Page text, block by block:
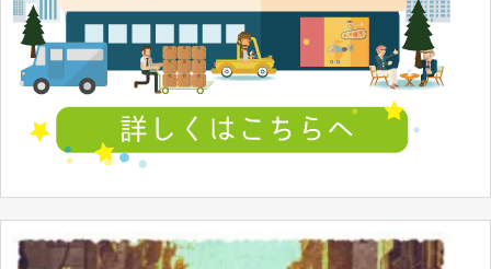
モデラーズ 1/24 ランチア ラリー 037 レジンキャ
ストキット 6422
4986573064228
1/24 フェラーリ 1957 250GT
MPC 1/16 57 CORVETTE ROADSTER 1-3085
フジミ 1/16 フェラーリ F40LM ルマン 10116
レベル 1/25 7/Eleven Mustang GTO 7153 031445071539
タミヤ 1/24 エンツォ フェラーリ ディスプレイモ
デル 24260
4950344242603